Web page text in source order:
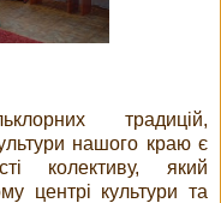
традицій,
нашого краю є
колективу, який
центрі культури та